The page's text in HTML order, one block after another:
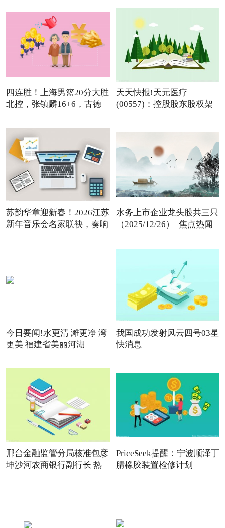
四连胜！上海男篮20分大胜
北控，张镇麟16+6，古德
天天快报!天元医疗
(00557)：控股股东股权架
苏韵华章迎新春！2026江苏
新年音乐会名家联袂，奏响
水务上市企业龙头股共三只
（2025/12/26）_焦点热闻
今日要闻!水更清 滩更净 湾
更美 福建省美丽河湖
我国成功发射风云四号03星
快消息
邢台金融监管分局核准包彦
坤沙河农商银行副行长 热
PriceSeek提醒：宁波顺泽丁
腈橡胶装置检修计划